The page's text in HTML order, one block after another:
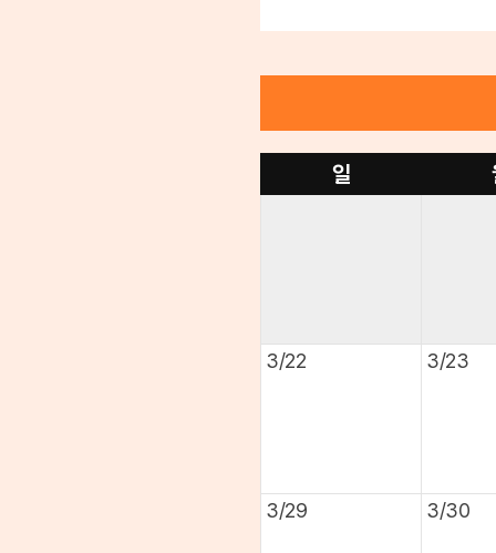
일
3/22 3/23
3/29 3/30